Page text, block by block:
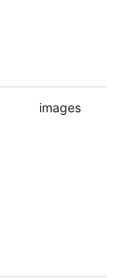
images